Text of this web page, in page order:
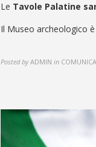
Le Tavole Palatine
Il Museo archeologico
Posted by ADMIN in